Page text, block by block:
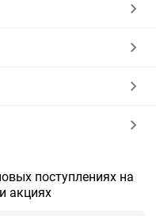
поступлениях на
акциях